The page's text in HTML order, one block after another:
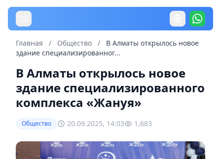
Главная / Общество /
В Алматы открылось новое
здание специализированног...
В Алматы открылось новое
здание специализированного
комплекса «Жануя»
Общество 20.09.2025, 14:03 1,683